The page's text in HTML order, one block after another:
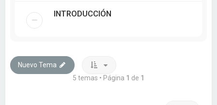
INTRODUCCIÓN
Nuevo Tema
5 temas • Página 1 de 1